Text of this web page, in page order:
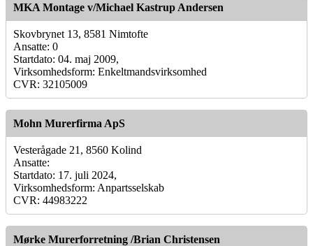
MKA Montage v/Michael Kastrup Andersen
Skovbrynet 13, 8581 Nimtofte
Ansatte: 0
Startdato: 04. maj 2009,
Virksomhedsform: Enkeltmandsvirksomhed
CVR: 32105009
Mohn Murerfirma ApS
Vesterågade 21, 8560 Kolind
Ansatte:
Startdato: 17. juli 2024,
Virksomhedsform: Anpartsselskab
CVR: 44983222
Mørke Murerforretning /Brian Christensen